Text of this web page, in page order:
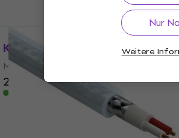
Nur
Weitere
Klotz MY204SW Mikrofonkabel
Mikrofonkabel
2,79 €